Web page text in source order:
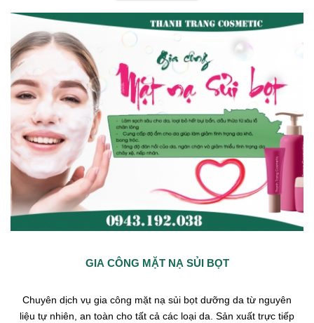
GIA CÔNG MẶT NẠ SỦI BỌT
Chuyên dịch vụ gia công mặt nạ sủi bọt dưỡng da từ nguyên
liệu tự nhiên, an toàn cho tất cả các loại da. Sản xuất trực tiếp